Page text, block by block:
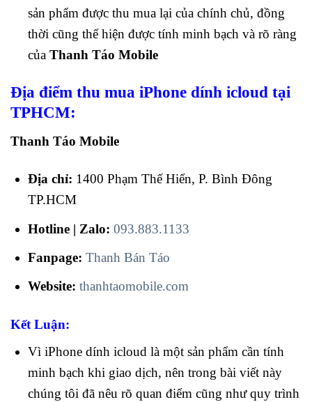
sản phẩm được thu mua lại của chính chủ, đồng
thời cũng thể hiện được tính minh bạch và rõ ràng
của Thanh Táo Mobile
Địa điểm thu mua iPhone dính icloud tại
TPHCM:
Thanh Táo Mobile
Địa chỉ: 1400 Phạm Thế Hiển, P. Bình Đông
TP.HCM
Hotline | Zalo: 093.883.1133
Fanpage: Thanh Bán Táo
Website: thanhtaomobile.com
Kết Luận:
Vì iPhone dính icloud là một sản phẩm cần tính
minh bạch khi giao dịch, nên trong bài viết này
chúng tôi đã nêu rõ quan điểm cũng như quy trình